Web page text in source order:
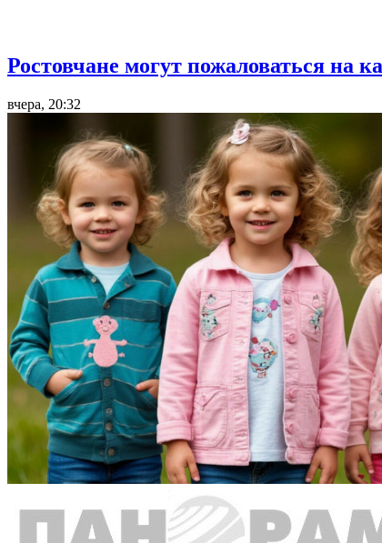
Ростовчане могут пожаловаться на
вчера, 20:32